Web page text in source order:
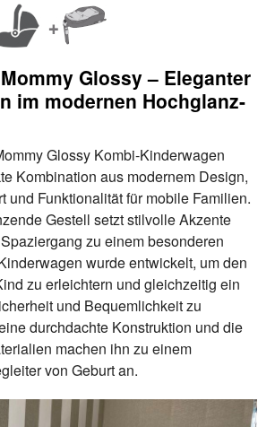
Glossy – Eleganter
im modernen Hochglanz-
Glossy Kombi-Kinderwagen
Kombination aus modernem Design,
und Funktionalität für mobile Familien.
Gestell setzt stilvolle Akzente
zu einem besonderen
wurde entwickelt, um den
zu erleichtern und gleichzeitig ein
und Bequemlichkeit zu
durchdachte Konstruktion und die
machen ihn zu einem
von Geburt an.